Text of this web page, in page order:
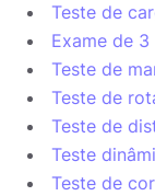
Teste de
Exame de
Teste de
Teste de
Teste de
Teste
Teste de